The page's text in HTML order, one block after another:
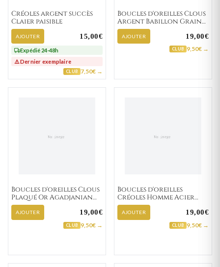
Créoles argent succès
Claier paisible
AJOUTER 15,00€
Expédié 24-48h
⚠️ Dernier exemplaire
CLUB 7,50€ →
Boucles d'oreilles Clous
Argent Babillon Graine
de café
AJOUTER 19,00€
CLUB 9,50€ →
Boucles d'oreilles Clous
Plaqué Or Agadjanian
Diamètre 6mm
Zirconium
AJOUTER 19,00€
CLUB 9,50€ →
Boucles d'oreilles
Créoles Homme Acier
Florival IP noir
Diamètre 13mm
AJOUTER 19,00€
CLUB 9,50€ →